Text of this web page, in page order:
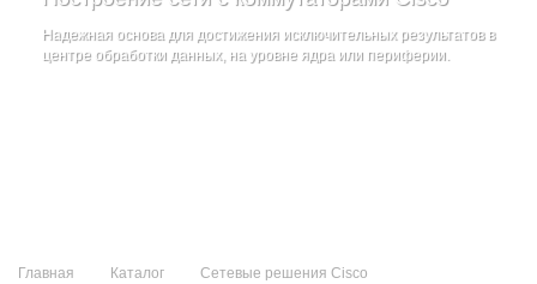
Надежная основа для достижения исключительных результатов в
центре обработки данных, на уровне ядра или периферии.
Созданы для сокращения общей стоимости владенияи
повышение адаптивности Вашего бизнеса
дополнительные компоненты
Главная Каталог
Сетевые решения Cisco